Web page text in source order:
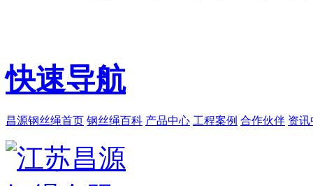
快速导航
昌源钢丝绳首页 钢丝绳百科 产品中心 工程案例 合作伙伴 资讯